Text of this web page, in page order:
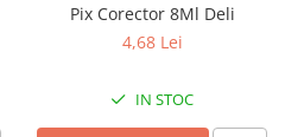
Pix Corector 8Ml Deli
4,68 Lei
IN STOC